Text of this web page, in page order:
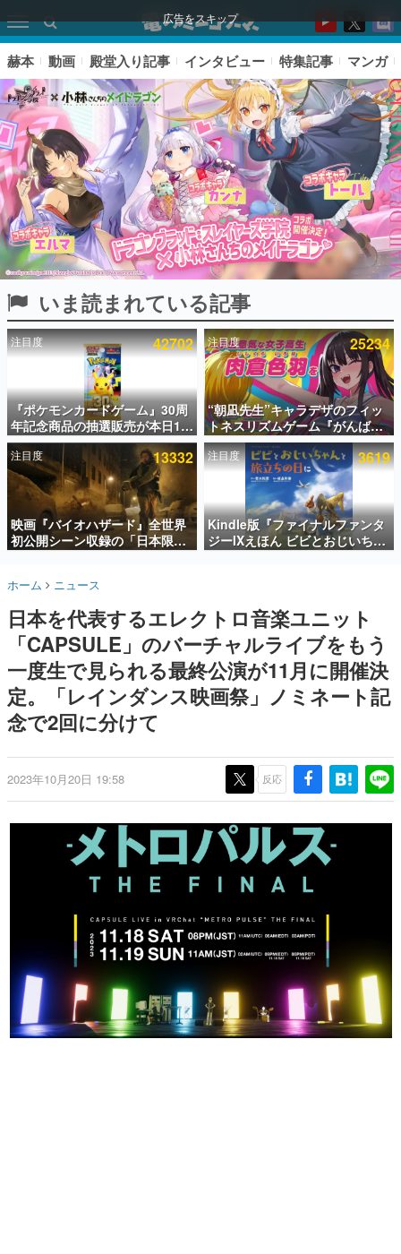
広告をスキップ
ピックアップ
電ファミのいま読まれている記事ランキング
アプリセール情報
インタビュー
連載・特集一覧
殿堂入り記事
SNS拡散数が数千以上！ ページビュー数万以上！ などな
ど。多くの人々に読まれた、電ファミ渾身の“殿堂入り”記
事をまとめました。
名作ゲームクリエイターの方々に製作時のエピソードをお
きます。
赫本
この物語を解いてはいけない。『赫本』は、〈試験問題〉
の形をした短編ホラー小説集です。
新世代に訊く
これからのデジタルゲーム市場を担う若きクリエイター達
ゲーム世代の作家たち
ゲームに多大な影響を受けた作家さんに取材し、ゲームが
画です。
日本モバイルゲーム産業史
日本のモバイルゲーム史における主要なトピック・タイト
ルを網羅するほか、開発者へのインタビューや識者による
若ゲのいたり〜ゲームクリエイターの青春〜
『うつヌケ』『ペンと箸』等で知られるマンガ家・田中圭
一先生によるゲーム業界レポートマンガです。
なんでゲームは面白い？
ゲーム開発者・hamatsu氏がゲームの魅力を画面や操作の
具体的な形から解き明かしていく、硬派で骨太な評論連載
赫本 動画 殿堂入り記事 インタビュー 特集記事 マンガ
いま読まれている記事
注目度 42702
『ポケモンカードゲーム』30周
年記念商品の抽選販売が本日12
時より開始。拡張パック「30th
CELEBRATION」のボックス
に、「プレミアムデッキセット
エーフィ・ブラッキー」
「FUTURISTIC BOX」の計3商
品
注目度 25234
“朝凪先生”キャラデザのフィッ
トネスリズムゲーム『がんば
れ！チアリズム』Steamストア
ページが公開。キャラクターの
CVは陽向葵ゅかさん
注目度 13332
映画『バイオハザード』全世界
初公開シーン収録の「日本限
定」予告映像が解禁。バイオの
「ラクーンシティ総合病院」へ
注目度 3619
Kindle版『ファイナルファンタ
ジーIXえほん ビビとおじいちゃ
んと旅立ちの日に』が半額の
と板鼻利幸氏による「ビビ」の
前日譚
ホーム ニュース
日本を代表するエレクトロ音楽ユニット
「CAPSULE」のバーチャルライブをもう
一度生で見られる最終公演が11月に開催決
定。「レインダンス映画祭」ノミネート記
念で2回に分けて
2023年10月20日 19:58 反応